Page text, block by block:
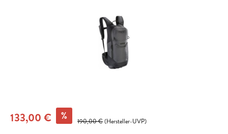
133,00 € % 190,00 €(Hersteller-UVP)